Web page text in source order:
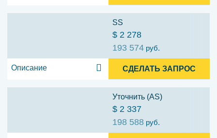
SS
$ 2 278
193 574 руб.
Описание СДЕЛАТЬ ЗАПРОС
Уточнить (AS)
$ 2 337
198 588 руб.